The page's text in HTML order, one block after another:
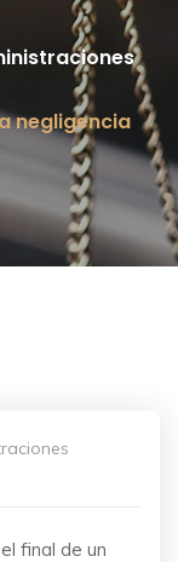
negligencia
final de un